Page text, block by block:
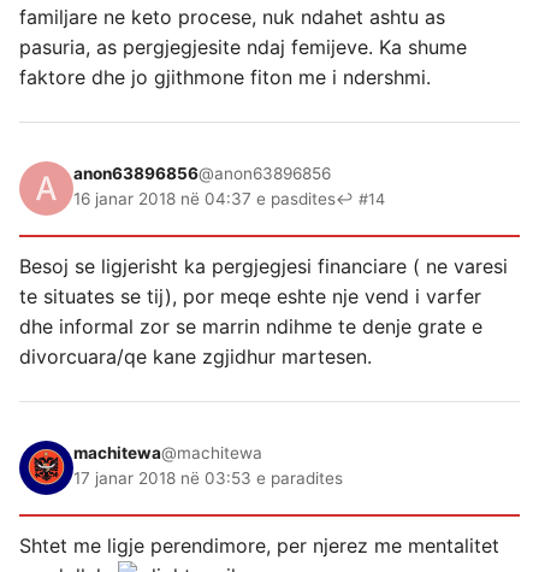
familjare ne keto procese, nuk ndahet ashtu as
pasuria, as pergjegjesite ndaj femijeve. Ka shume
faktore dhe jo gjithmone fiton me i ndershmi.
anon63896856@anon63896856
16 janar 2018 në 04:37 e pasdites↩ #14
Besoj se ligjerisht ka pergjegjesi financiare ( ne varesi
te situates se tij), por meqe eshte nje vend i varfer
dhe informal zor se marrin ndihme te denje grate e
divorcuara/qe kane zgjidhur martesen.
machitewa@machitewa
17 janar 2018 në 03:53 e paradites
Shtet me ligje perendimore, per njerez me mentalitet